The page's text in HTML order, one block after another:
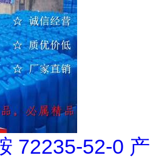
72235-52-0 产